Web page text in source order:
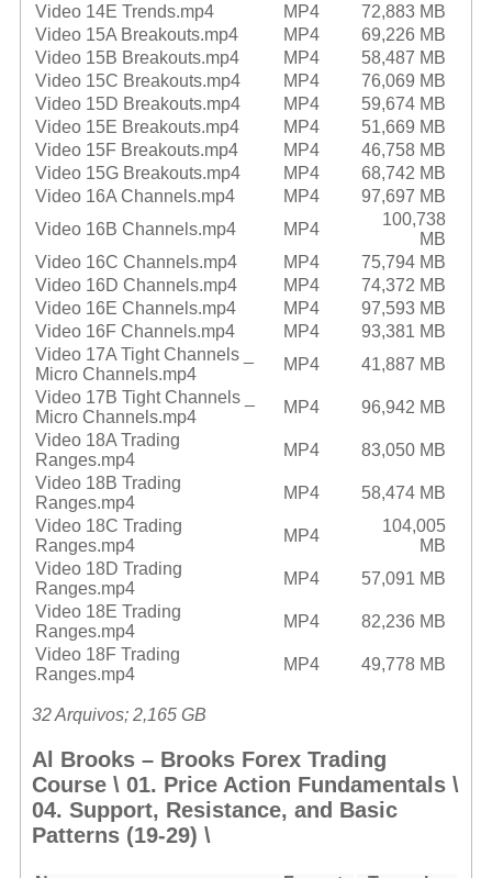
Video 14E Trends.mp4
MP4
72,883 MB
Video 15A Breakouts.mp4
MP4
69,226 MB
Video 15B Breakouts.mp4
MP4
58,487 MB
Video 15C Breakouts.mp4
MP4
76,069 MB
Video 15D Breakouts.mp4
MP4
59,674 MB
Video 15E Breakouts.mp4
MP4
51,669 MB
Video 15F Breakouts.mp4
MP4
46,758 MB
Video 15G Breakouts.mp4
MP4
68,742 MB
Video 16A Channels.mp4
MP4
97,697 MB
Video 16B Channels.mp4
MP4
100,738
MB
Video 16C Channels.mp4
MP4
75,794 MB
Video 16D Channels.mp4
MP4
74,372 MB
Video 16E Channels.mp4
MP4
97,593 MB
Video 16F Channels.mp4
MP4
93,381 MB
Video 17A Tight Channels _
Micro Channels.mp4
MP4
41,887 MB
Video 17B Tight Channels _
Micro Channels.mp4
MP4
96,942 MB
Video 18A Trading
Ranges.mp4
MP4
83,050 MB
Video 18B Trading
Ranges.mp4
MP4
58,474 MB
Video 18C Trading
Ranges.mp4
MP4
104,005
MB
Video 18D Trading
Ranges.mp4
MP4
57,091 MB
Video 18E Trading
Ranges.mp4
MP4
82,236 MB
Video 18F Trading
Ranges.mp4
MP4 49,778 MB
32 Arquivos; 2,165 GB
Al Brooks – Brooks Forex Trading
Course \ 01. Price Action Fundamentals \
04. Support, Resistance, and Basic
Patterns (19-29) \